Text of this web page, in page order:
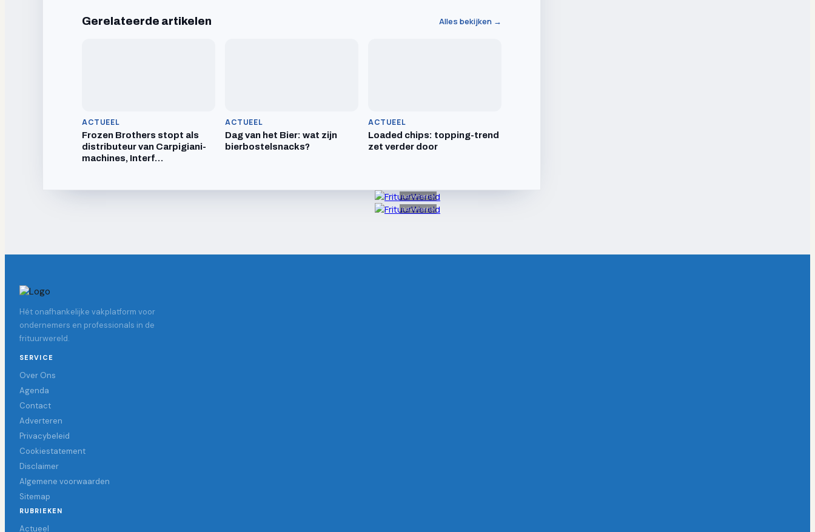
Gerelateerde artikelen Alles bekijken →
ACTUEEL
Frozen Brothers stopt als
distributeur van Carpigiani-
machines, Interf…
ACTUEEL
Dag van het Bier: wat zijn
bierbostelsnacks?
ACTUEEL
Loaded chips: topping-trend
zet verder door
Advertentie
Advertentie
Hét onafhankelijke vakplatform voor
ondernemers en professionals in de
frituurwereld.
SERVICE
Over Ons
Agenda
Contact
Adverteren
Privacybeleid
Cookiestatement
Disclaimer
Algemene voorwaarden
Sitemap
RUBRIEKEN
Actueel